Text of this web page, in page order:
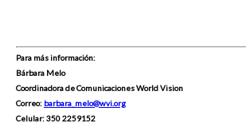
Para más información:
Bárbara Melo
Coordinadora de Comunicaciones World Vision
Correo: barbara_melo@wvi.org
Celular: 350 2259152